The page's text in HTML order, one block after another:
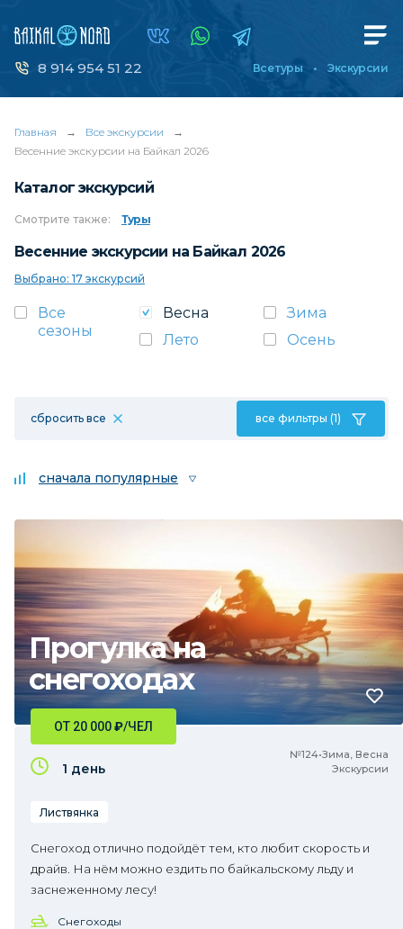
8 914 954 51 22 Все туры Экскурсии
Главная → Все экскурсии
→
Весенние экскурсии на Байкал 2026
Каталог экскурсий
Смотрите также: Туры
Весенние экскурсии на Байкал 2026
Выбрано: 17 экскурсий
Все
сезоны
Весна
Зима
Лето
Осень
сбросить все все фильтры (1)
сначала популярные
Прогулка на
снегоходах
№124•Зима, Весна
Экскурсии
ОТ 20 000₽/ЧЕЛ
1 день
Листвянка
Снегоход отлично подойдёт тем, кто любит скорость и
драйв. На нём можно ездить по байкальскому льду и
заснеженному лесу!
Снегоходы